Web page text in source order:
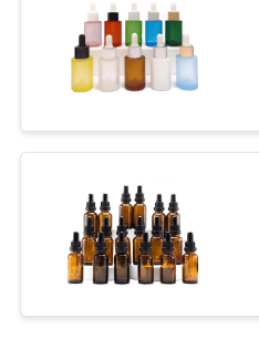
DEVIS
DU
PRIVACY
POLICY